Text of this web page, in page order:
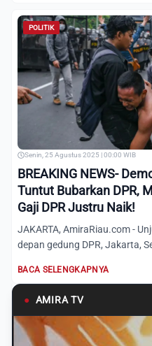
POLITIK
Senin, 25 Agustus 2025 | 00:00 WIB
BREAKING NEWS-
Tuntut Bubarkan DPR,
Gaji DPR Justru Naik!
JAKARTA, AmiraRiau.com -
depan gedung DPR, Jakarta,
BACA SELENGKAPNYA
● AMIRA TV